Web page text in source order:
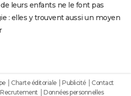
leurs enfants ne le font pas
: elles y trouvent aussi un moyen
Charte éditoriale Publicité
Contact
Recrutement Données personnelles